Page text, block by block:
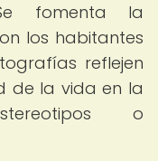
fomenta la
los habitantes
reflejen
de la vida en la
o